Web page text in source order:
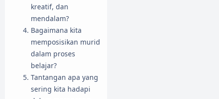
kreatif, dan
mendalam?
Bagaimana kita
memposisikan murid
dalam proses
belajar?
Tantangan apa yang
sering kita hadapi